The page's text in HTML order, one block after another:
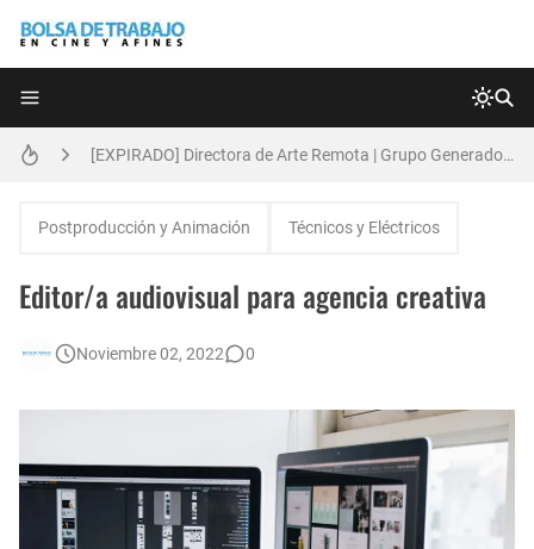
[EXPIRADO] Directora de Arte Remota | Grupo Generadores | Bolsa de Trabajo en Cine y Afines
[EXPIRADO] Casting Actrices Rasgos Orientales (Buenos Aires)
EXPIRADO: Creative Director en BLOODY (Madrid, España) - Referencia Salarial
Postproducción y Animación Técnicos y Eléctricos
Editor/a audiovisual para agencia creativa
Noviembre 02, 2022 0